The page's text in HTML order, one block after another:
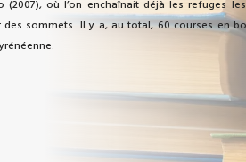
(2007), où l’on enchaînait déjà les refuges
sommets. Il y a, au total, 60 courses en